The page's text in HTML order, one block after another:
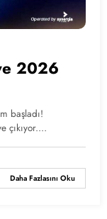
2026
başladı!
çıkıyor.…
Daha Fazlasını Oku